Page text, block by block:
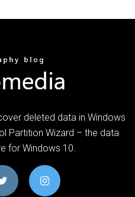
deleted data in Windows
Partition Wizard – the data
for Windows 10.